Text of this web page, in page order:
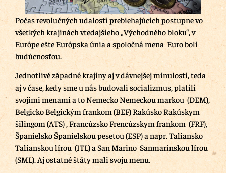
Počas revolučných udalostí prebiehajúcich postupne vo
všetkých krajinách vtedajšieho „Východného bloku“, v
Európe ešte Európska únia a spoločná mena Euro boli
budúcnosťou.
Jednotlivé západné krajiny aj v dávnejšej minulosti, teda
aj v čase, kedy sme u nás budovali socializmus, platili
svojimi menami a to Nemecko Nemeckou markou (DEM),
Belgicko Belgickým frankom (BEF) Rakúsko Rakúskym
šilingom (ATS) , Francúzsko Frencúzskym frankom (FRF),
Španielsko Španielskou pesetou (ESP) a napr. Taliansko
Talianskou lírou (ITL) a San Marino Sanmarínskou lírou
(SML). Aj ostatné štáty mali svoju menu.